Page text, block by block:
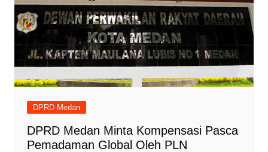
DPRD Medan
DPRD Medan Minta Kompensasi Pasca
Pemadaman Global Oleh PLN